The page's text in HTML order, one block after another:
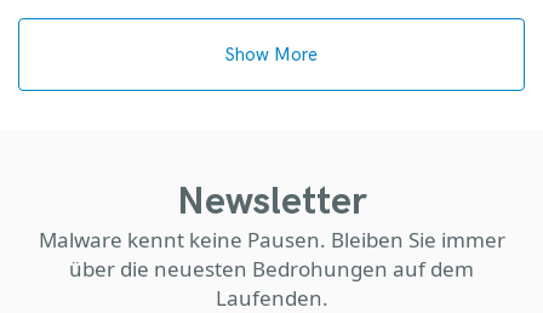
Show More
Newsletter
Malware kennt keine Pausen. Bleiben Sie immer
über die neuesten Bedrohungen auf dem
Laufenden.